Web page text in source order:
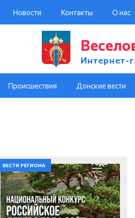
Новости Контакты О нас
Интернет-
Происшествия Донские вести
ВЕСТИ РЕГИОНА